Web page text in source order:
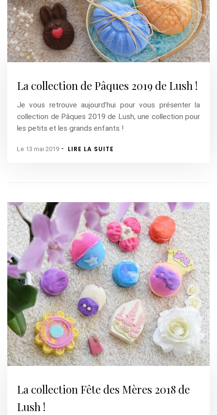
La collection de Pâques 2019 de Lush !
Je vous retrouve aujourd’hui pour vous présenter la
collection de Pâques 2019 de Lush, une collection pour
les petits et les grands enfants !
Le 13 mai 2019 - LIRE LA SUITE
La collection Fête des Mères 2018 de
Lush !